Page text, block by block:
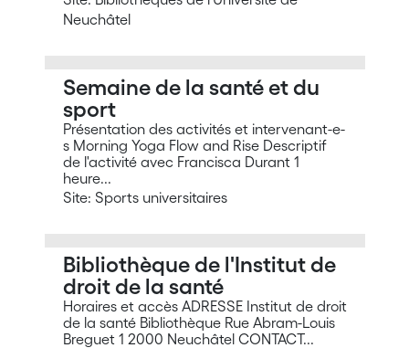
Neuchâtel
Semaine de la santé et du
sport
Présentation des activités et intervenant-e-
s Morning Yoga Flow and Rise Descriptif
de l'activité avec Francisca Durant 1
heure...
Site: Sports universitaires
Bibliothèque de l'Institut de
droit de la santé
Horaires et accès ADRESSE Institut de droit
de la santé Bibliothèque Rue Abram-Louis
Breguet 1 2000 Neuchâtel CONTACT...